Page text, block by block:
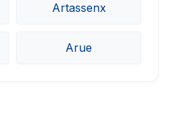
Artassenx
Arue